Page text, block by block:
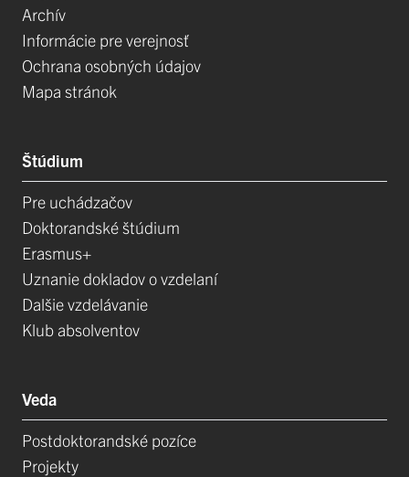
Archív
Informácie pre verejnosť
Ochrana osobných údajov
Mapa stránok
Štúdium
Pre uchádzačov
Doktorandské štúdium
Erasmus+
Uznanie dokladov o vzdelaní
Dalšie vzdelávanie
Klub absolventov
Veda
Postdoktorandské pozíce
Projekty